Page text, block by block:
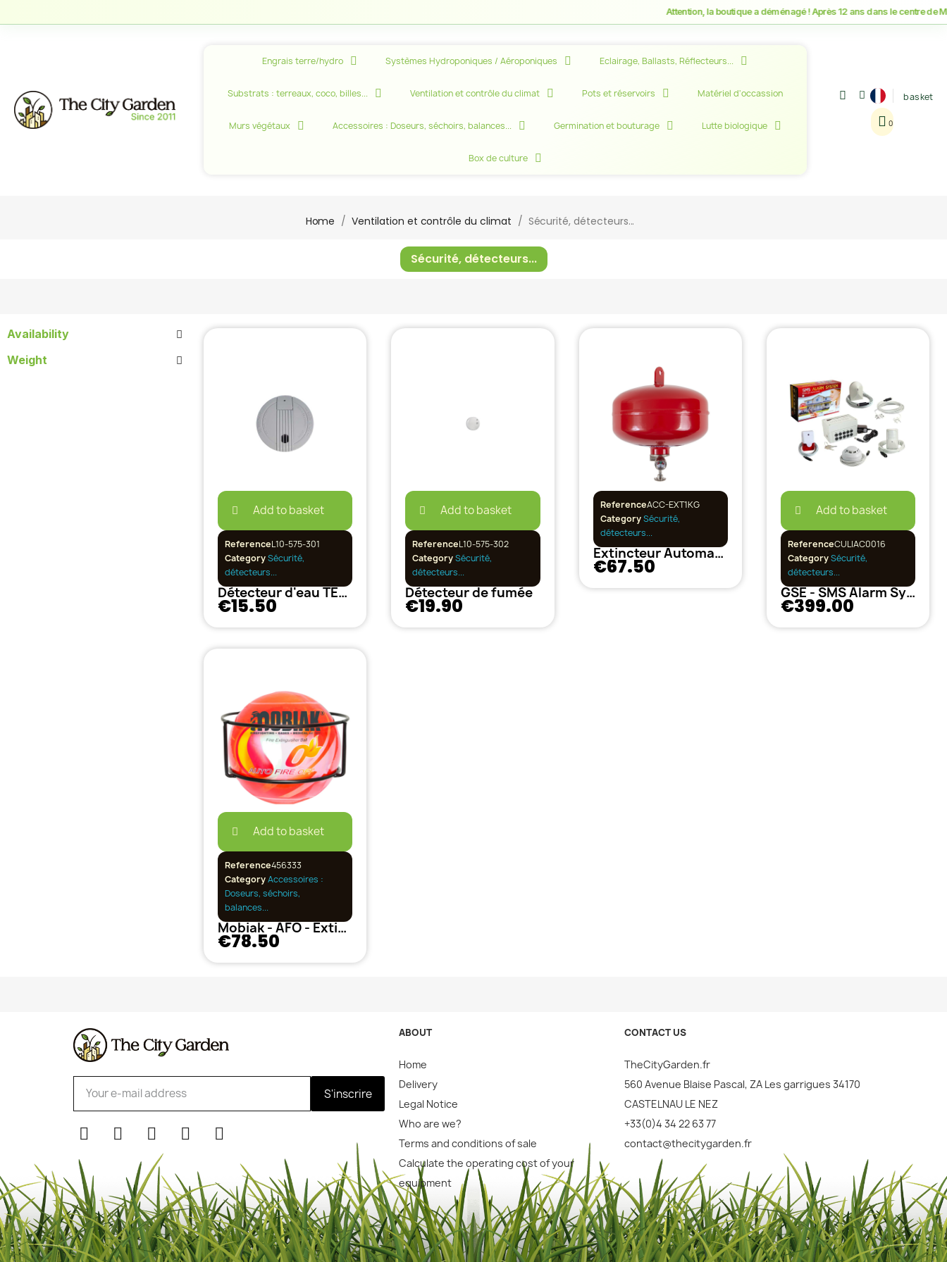
Attention, la boutique a déménagé ! Après 12 ans dans le centre de
Engrais terre/hydro Systèmes Hydroponiques / Aéroponiques Eclairage, Ballasts, Réflecteurs...
Substrats : terreaux, coco, billes... Ventilation et contrôle du climat Pots et réservoirs Matériel d'occassion
Murs végétaux Accessoires : Doseurs, séchoirs, balances... Germination et bouturage Lutte biologique
Box de culture
basket
Home Ventilation et contrôle du climat Sécurité, détecteurs...
Sécurité, détecteurs...
Availability
Weight
Add to basket
ReferenceL10-575-301
CategorySécurité,
détecteurs...
Détecteur d'eau TECH IT
€15.50
Add to basket
ReferenceL10-575-302
CategorySécurité,
détecteurs...
Détecteur de fumée
€19.90
ReferenceACC-EXT1KG
CategorySécurité,
détecteurs...
Extincteur Automatique Rosco 1Kg
€67.50
Add to basket
ReferenceCULIAC0016
CategorySécurité,
détecteurs...
GSE - SMS Alarm System Kit complet
€399.00
Add to basket
Reference456333
CategoryAccessoires :
Doseurs, séchoirs,
balances...
Mobiak - AFO - Extincteur automatique - 1,3KG POUDRE
€78.50
S'inscrire
ABOUT
Home
Delivery
Legal Notice
Who are we?
Terms and conditions of sale
Calculate the operating cost of your
equipment
CONTACT US
TheCityGarden.fr
560 Avenue Blaise Pascal, ZA Les garrigues 34170
CASTELNAU LE NEZ
+33(0)4 34 22 63 77
contact@thecitygarden.fr